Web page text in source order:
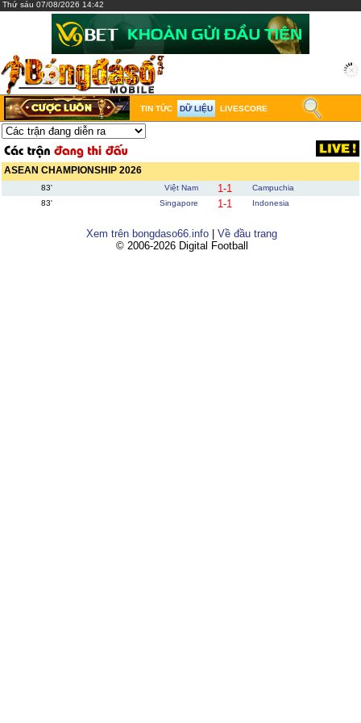
Thứ sáu 07/08/2026 14:42
TIN TỨC DỮ LIỆU LIVESCORE
ASEAN CHAMPIONSHIP 2026
83' Việt Nam 1-1
Campuchia
83'
Singapore 1-1 Indonesia
Xem trên bongdaso66.info
Về đầu trang
© 2006-2026 Digital Football